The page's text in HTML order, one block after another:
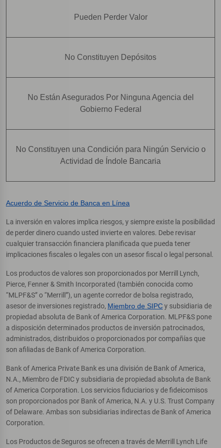
Pueden Perder Valor
No Constituyen Depósitos
No Están Asegurados Por Ninguna Agencia del
Gobierno Federal
No Constituyen una Condición para Ningún Servicio o
Actividad de Índole Bancaria
Acuerdo de Servicio de Banca en Línea
La inversión en valores implica riesgos, y siempre existe la posibilidad
de perder dinero cuando usted invierte en valores. Debe revisar
cualquier transacción financiera planificada que pueda tener
implicaciones fiscales o legales con un asesor fiscal o legal personal.
Los productos de valores son proporcionados por Merrill Lynch,
Pierce, Fenner & Smith Incorporated (también conocida como
“MLPF&S” o “Merrill”), un agente corredor de bolsa registrado,
asesor de inversiones registrado, Miembro de SIPCy subsidiaria de
propiedad absoluta de Bank of America Corporation. MLPF&S pone
a disposición determinados productos de inversión patrocinados,
administrados, distribuidos o proporcionados por compañías que
son afiliadas de Bank of America Corporation.
Bank of America Private Bank es una división de Bank of America,
N.A., Miembro de FDIC y subsidiaria de propiedad absoluta de Bank
of America Corporation. Los servicios fiduciarios y de fideicomisos
son proporcionados por Bank of America, N.A. y U.S. Trust Company
of Delaware. Ambas son subsidiarias indirectas de Bank of America
Corporation.
Los Productos de Seguros se ofrecen a través de Merrill Lynch Life